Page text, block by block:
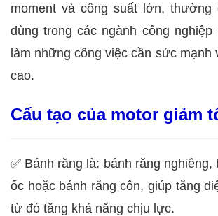
moment và công suất lớn, thường
dùng trong các ngành công nghiệp
làm những công việc cần sức mạnh
cao.
Cấu tạo của motor giảm
✅ Bánh răng là: bánh răng nghiêng,
ốc hoặc bánh răng côn, giúp tăng
từ đó tăng khả năng chịu lực.